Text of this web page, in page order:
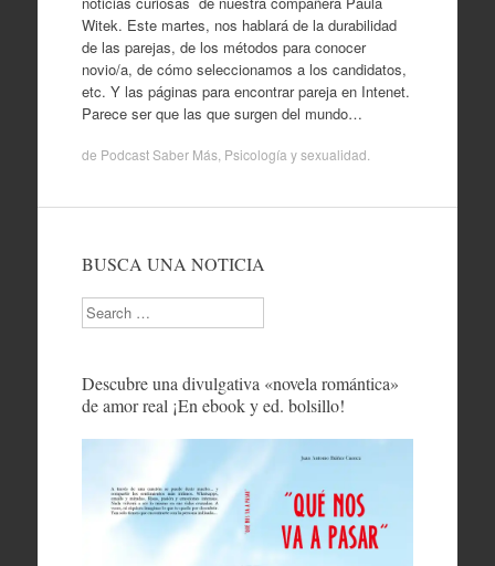
Witek. Este martes, nos hablará de la durabilidad
de las parejas, de los métodos para conocer
novio/a, de cómo seleccionamos a los candidatos,
etc. Y las páginas para encontrar pareja en Intenet.
Parece ser que las que surgen del mundo…
de Podcast Saber Más, Psicología y sexualidad
BUSCA UNA NOTICIA
Search
Descubre una divulgativa «novela romántica»
de amor real ¡En ebook y ed. bolsillo!